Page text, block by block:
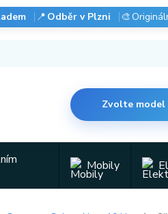
📍 Odběr v Plzni 🎨
Zvolte
Mobily